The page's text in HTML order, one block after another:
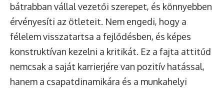
bátrabban vállal vezetői szerepet, és könnyebben
érvényesíti az ötleteit. Nem engedi, hogy a
félelem visszatartsa a fejlődésben, és képes
konstruktívan kezelni a kritikát. Ez a fajta attitűd
nemcsak a saját karrierjére van pozitív hatással,
hanem a csapatdinamikára és a munkahelyi